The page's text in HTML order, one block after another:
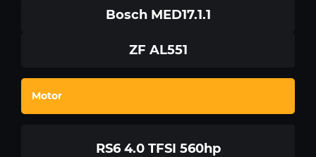
Bosch MED17.1.1
ZF AL551
Motor
RS6 4.0 TFSI 560hp